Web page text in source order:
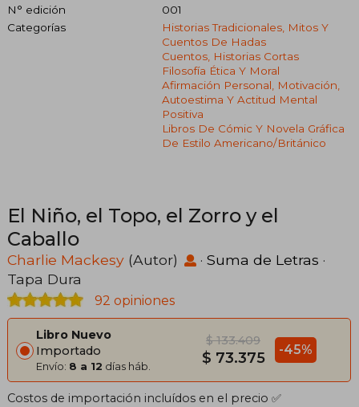
N° edición
001
Categorías
Historias Tradicionales, Mitos Y
Cuentos De Hadas
Cuentos, Historias Cortas
Filosofía Ética Y Moral
Afirmación Personal, Motivación,
Autoestima Y Actitud Mental
Positiva
Libros De Cómic Y Novela Gráfica
De Estilo Americano/británico
El Niño, el Topo, el Zorro y el
Caballo
Charlie Mackesy (Autor) · Suma de Letras ·
Tapa Dura
92 opiniones
Libro Nuevo
Importado
Envío: 8 a 12 días háb.
$ 133.409
$ 73.375 -45%
Costos de importación incluídos en el precio ✅